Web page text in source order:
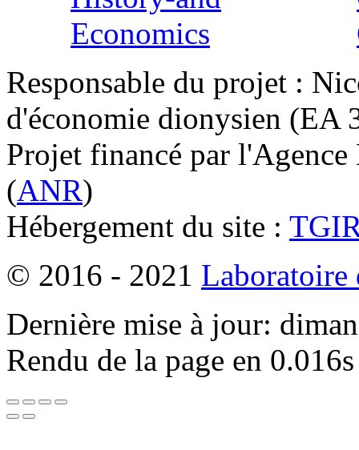
Responsable du projet :
d'économie dionysien
Projet financé par l'Agence
(ANR)
Hébergement du site :
© 2016 - 2021 Laboratoire
Dernière mise à jour:
Rendu de la page en 0.016s